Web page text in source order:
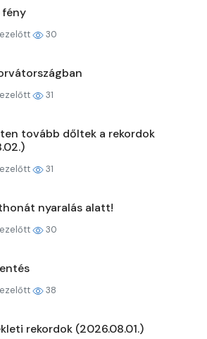
fény
30
31
tovább dőltek a rekordok
31
nyaralás alatt!
30
38
rekordok (2026.08.01.)